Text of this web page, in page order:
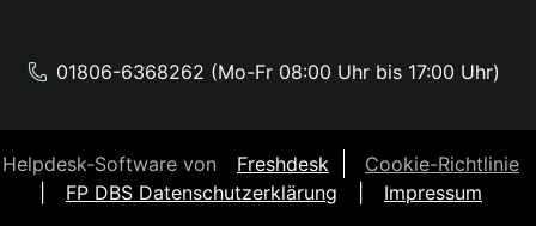
01806-6368262 (Mo-Fr 08:00 Uhr bis 17:00 Uhr)
Helpdesk-Software von Freshdesk
Cookie-Richtlinie
FP DBS Datenschutzerklärung Impressum